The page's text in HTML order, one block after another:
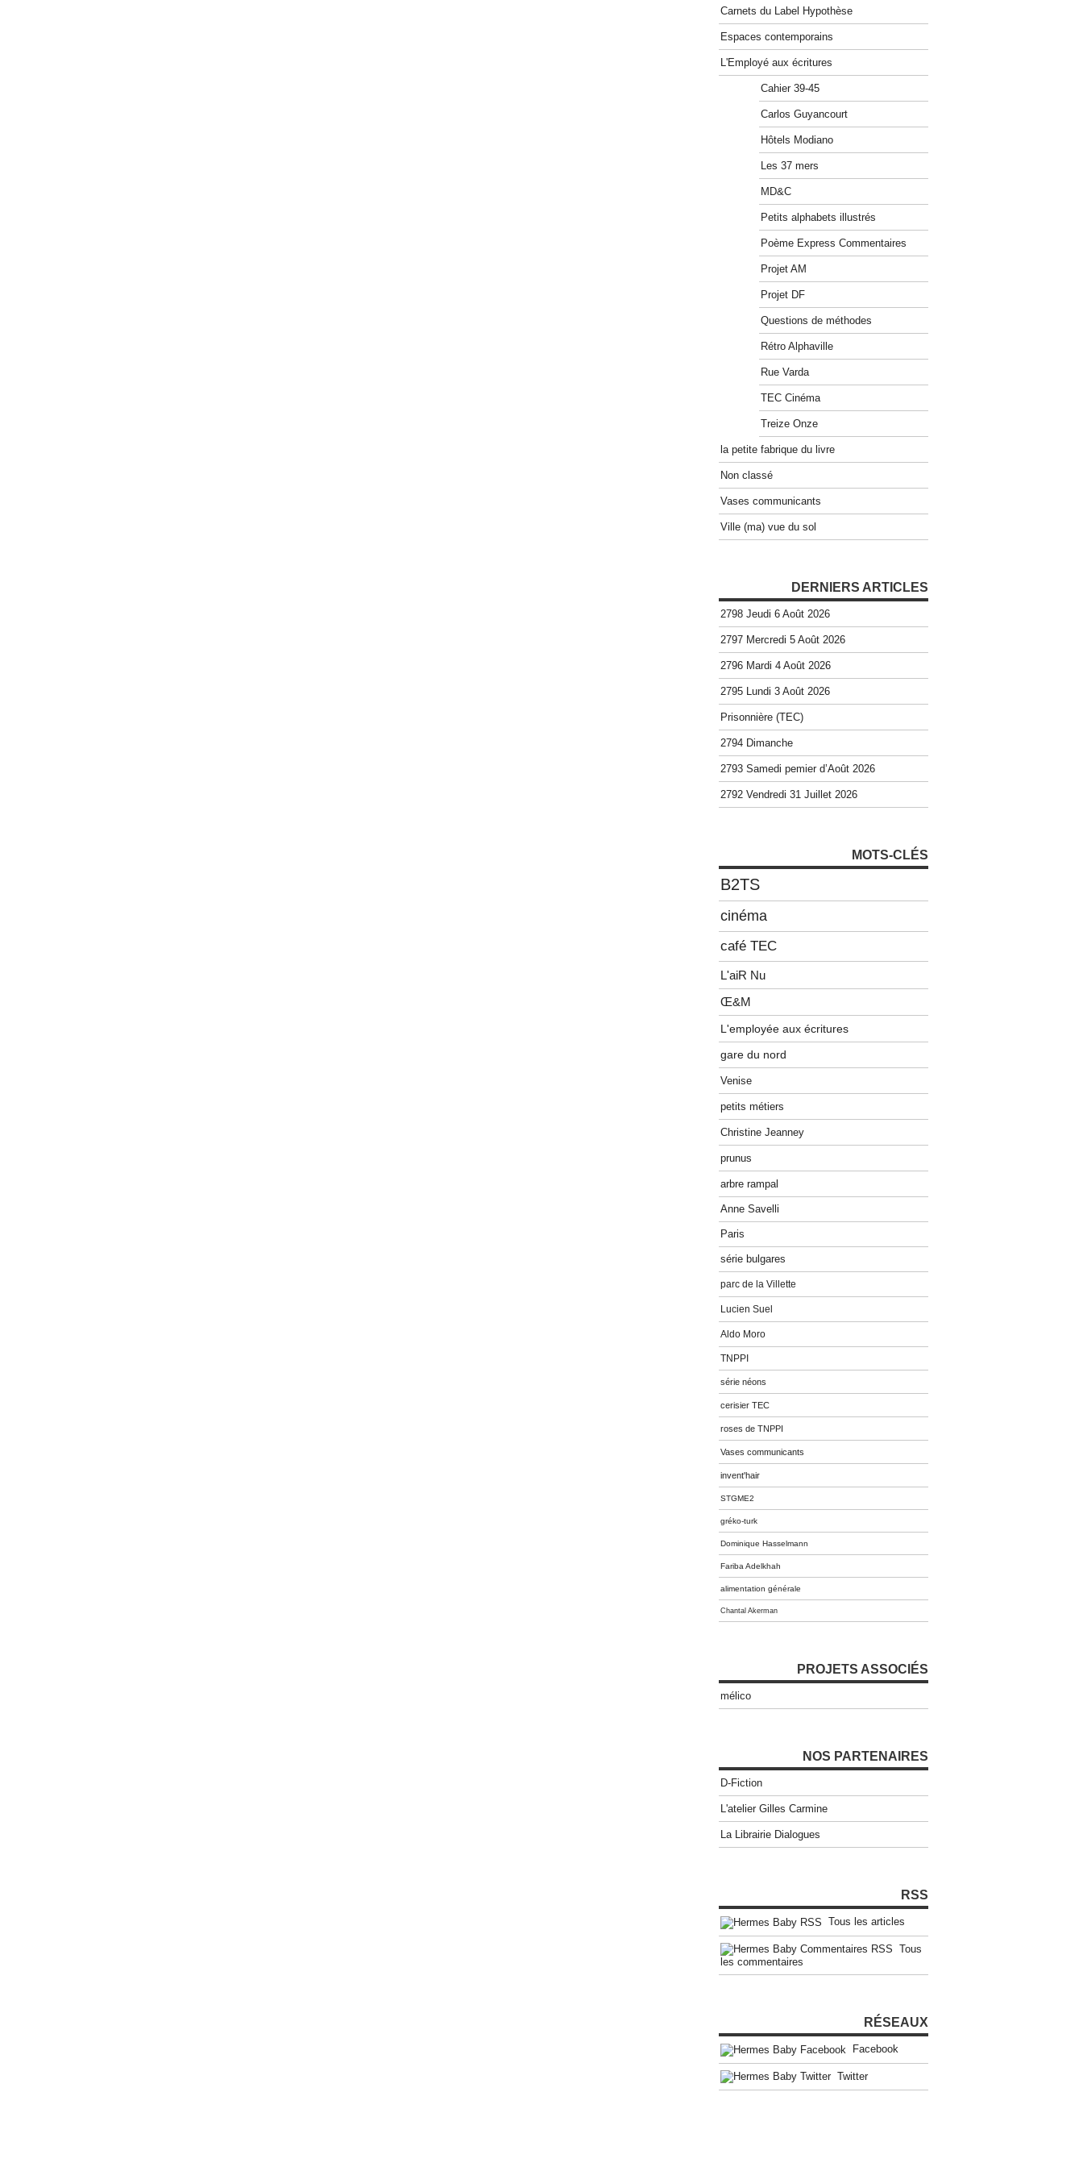
Carnets du Label Hypothèse
Espaces contemporains
L'Employé aux écritures
Cahier 39-45
Carlos Guyancourt
Hôtels Modiano
Les 37 mers
MD&C
Petits alphabets illustrés
Poème Express Commentaires
Projet AM
Projet DF
Questions de méthodes
Rétro Alphaville
Rue Varda
TEC Cinéma
Treize Onze
la petite fabrique du livre
Non classé
Vases communicants
Ville (ma) vue du sol
DERNIERS ARTICLES
2798 Jeudi 6 Août 2026
2797 Mercredi 5 Août 2026
2796 Mardi 4 Août 2026
2795 Lundi 3 Août 2026
Prisonnière (TEC)
2794 Dimanche
2793 Samedi pemier d’Août 2026
2792 Vendredi 31 Juillet 2026
MOTS-CLÉS
B2TS
cinéma
café TEC
L'aiR Nu
Œ&M
L'employée aux écritures
gare du nord
Venise
petits métiers
Christine Jeanney
prunus
arbre rampal
Anne Savelli
Paris
série bulgares
parc de la Villette
Lucien Suel
Aldo Moro
TNPPI
série néons
cerisier TEC
roses de TNPPI
Vases communicants
invent'hair
STGME2
gréko-turk
Dominique Hasselmann
Fariba Adelkhah
alimentation générale
Chantal Akerman
PROJETS ASSOCIÉS
mélico
NOS PARTENAIRES
D-Fiction
L'atelier Gilles Carmine
La Librairie Dialogues
RSS
Tous les articles
Tous
les commentaires
RÉSEAUX
Facebook
Twitter